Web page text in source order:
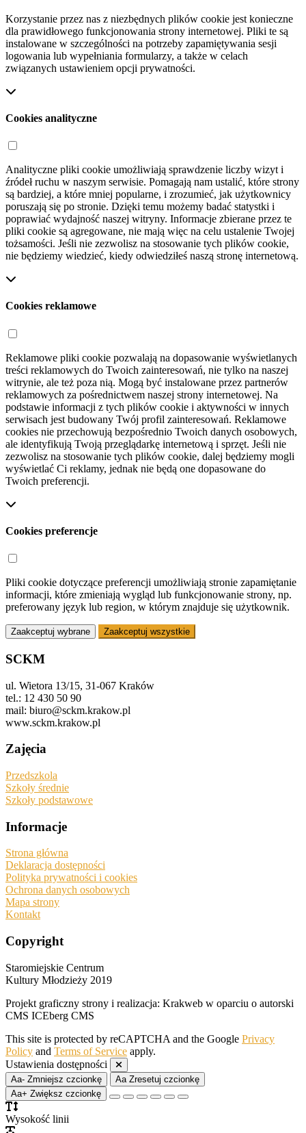
Korzystanie przez nas z niezbędnych plików cookie jest konieczne
dla prawidłowego funkcjonowania strony internetowej. Pliki te są
instalowane w szczególności na potrzeby zapamiętywania sesji
logowania lub wypełniania formularzy, a także w celach
związanych ustawieniem opcji prywatności.
Cookies analityczne
Analityczne pliki cookie umożliwiają sprawdzenie liczby wizyt i
źródeł ruchu w naszym serwisie. Pomagają nam ustalić, które strony
są bardziej, a które mniej popularne, i zrozumieć, jak użytkownicy
poruszają się po stronie. Dzięki temu możemy badać statystki i
poprawiać wydajność naszej witryny. Informacje zbierane przez te
pliki cookie są agregowane, nie mają więc na celu ustalenie Twojej
tożsamości. Jeśli nie zezwolisz na stosowanie tych plików cookie,
nie będziemy wiedzieć, kiedy odwiedziłeś naszą stronę internetową.
Cookies reklamowe
Reklamowe pliki cookie pozwalają na dopasowanie wyświetlanych
treści reklamowych do Twoich zainteresowań, nie tylko na naszej
witrynie, ale też poza nią. Mogą być instalowane przez partnerów
reklamowych za pośrednictwem naszej strony internetowej. Na
podstawie informacji z tych plików cookie i aktywności w innych
serwisach jest budowany Twój profil zainteresowań. Reklamowe
cookies nie przechowują bezpośrednio Twoich danych osobowych,
ale identyfikują Twoją przeglądarkę internetową i sprzęt. Jeśli nie
zezwolisz na stosowanie tych plików cookie, dalej będziemy mogli
wyświetlać Ci reklamy, jednak nie będą one dopasowane do
Twoich preferencji.
Cookies preferencje
Pliki cookie dotyczące preferencji umożliwiają stronie zapamiętanie
informacji, które zmieniają wygląd lub funkcjonowanie strony, np.
preferowany język lub region, w którym znajduje się użytkownik.
Zaakceptuj wybrane Zaakceptuj wszystkie
SCKM
ul. Wietora 13/15, 31-067 Kraków
tel.: 12 430 50 90
mail: biuro@sckm.krakow.pl
www.sckm.krakow.pl
Zajęcia
Przedszkola
Szkoły średnie
Szkoły podstawowe
Informacje
Strona główna
Deklaracja dostępności
Polityka prywatności i cookies
Ochrona danych osobowych
Mapa strony
Kontakt
Copyright
Staromiejskie Centrum
Kultury Młodzieży 2019
Projekt graficzny strony i realizacja: Krakweb w oparciu o autorski
CMS ICEberg CMS
This site is protected by reCAPTCHA and the Google Privacy
Policy and Terms of Service apply.
Ustawienia dostępności
Aa- Zmniejsz czcionkę Aa Zresetuj czcionkę
Aa+ Zwiększ czcionkę
Wysokość linii